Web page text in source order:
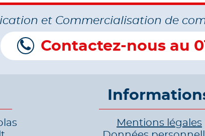
et Commercialisation de
Contactez-nous au
Mentions légales